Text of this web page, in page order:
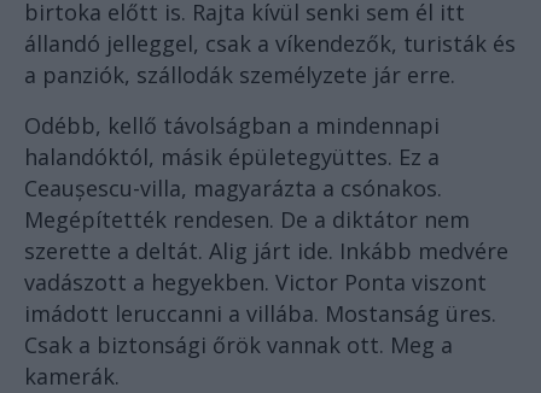
birtoka előtt is. Rajta kívül senki sem él itt
állandó jelleggel, csak a víkendezők, turisták és
a panziók, szállodák személyzete jár erre.
Odébb, kellő távolságban a mindennapi
halandóktól, másik épületegyüttes. Ez a
Ceaușescu-villa, magyarázta a csónakos.
Megépítették rendesen. De a diktátor nem
szerette a deltát. Alig járt ide. Inkább medvére
vadászott a hegyekben. Victor Ponta viszont
imádott leruccanni a villába. Mostanság üres.
Csak a biztonsági őrök vannak ott. Meg a
kamerák.